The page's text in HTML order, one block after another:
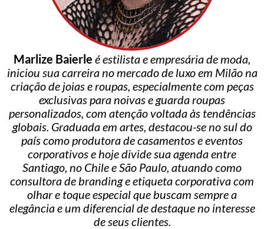
Marlize Baierle é estilista e empresária de moda,
iniciou sua carreira no mercado de luxo em Milão na
criação de joias e roupas, especialmente com peças
exclusivas para noivas e guarda roupas
personalizados, com atenção voltada às tendências
globais. Graduada em artes, destacou-se no sul do
país como produtora de casamentos e eventos
corporativos e hoje divide sua agenda entre
Santiago, no Chile e São Paulo, atuando como
consultora de branding e etiqueta corporativa com
olhar e toque especial que buscam sempre a
elegância e um diferencial de destaque no interesse
de seus clientes.